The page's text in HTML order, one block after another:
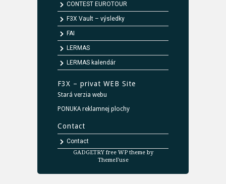
CONTEST EUROTOUR
F3X Vault – výsledky
FAI
LERMAS
LERMAS kalendár
F3X – privat WEB Site
Stará verzia webu
PONUKA reklamnej plochy
Contact
Contact
GADGETRY free WP theme by
ThemeFuse